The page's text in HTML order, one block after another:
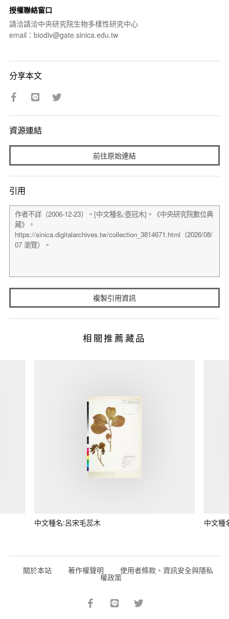
授權聯絡窗口
請洽請洽中央研究院生物多樣性研究中心
email：biodiv@gate.sinica.edu.tw
分享本文
資源連結
前往原始連結
引用
複製引用資訊
相關推薦藏品
中文種名:呂宋毛蕊木 中文種
關於本站 著作權聲明 使用者條款、資訊安全與隱私
權政策